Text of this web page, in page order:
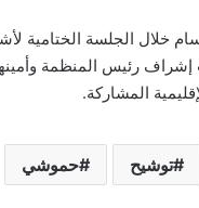
الجلسة الختامية
رئيس المنظمة
المشاركة.
توشيح حموشي